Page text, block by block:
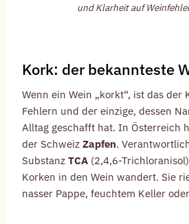
und Klarheit auf
Kork: der bekannteste
Wenn ein Wein „korkt“, ist das der
Fehlern und der einzige, dessen
Alltag geschafft hat. In Österreich
der Schweiz Zapfen.
Substanz TCA (2,4,6-
Korken in den Wein wandert. Sie
nasser Pappe, feuchtem Keller